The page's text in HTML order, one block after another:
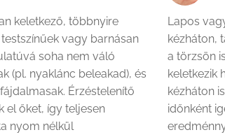
keletkező, többnyire
vagy barnásan
soha nem váló
(pl. nyaklánc beleakad), és
Érzéstelenítő
el őket, így teljesen
nyom nélkül
Lapos
kézháton,
a törzsön
keletkezik
kézháton
időnként